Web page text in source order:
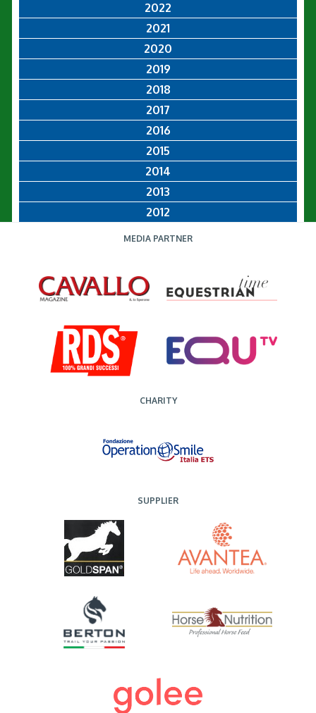
2022
2021
2020
2019
2018
2017
2016
2015
2014
2013
2012
MEDIA PARTNER
CHARITY
SUPPLIER